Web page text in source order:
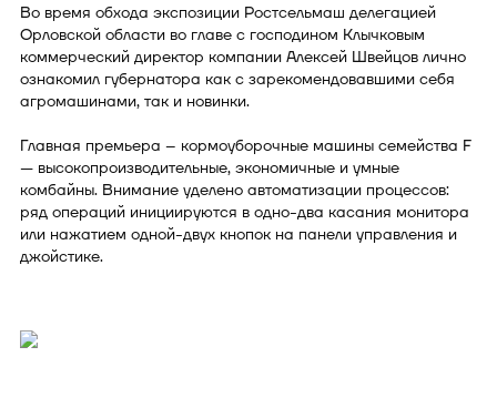
Во время обхода экспозиции Ростсельмаш делегацией
Орловской области во главе с господином Клычковым
коммерческий директор компании Алексей Швейцов лично
ознакомил губернатора как с зарекомендовавшими себя
агромашинами, так и новинки.
Главная премьера – кормоуборочные машины семейства F
— высокопроизводительные, экономичные и умные
комбайны. Внимание уделено автоматизации процессов:
ряд операций инициируются в одно-два касания монитора
или нажатием одной-двух кнопок на панели управления и
джойстике.